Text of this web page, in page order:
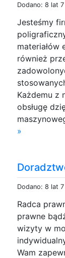
Dodano: 8 lat
Jesteśmy
materiałów
również
Każdemu z
obsługę
»
Dodano: 8 lat
Radca
prawne
wizyty w
Wam